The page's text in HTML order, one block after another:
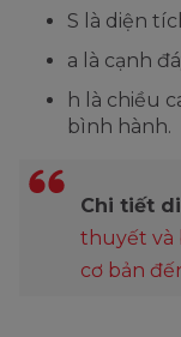
S là diện
a là cạnh
h là chiều
bình hành.
Chi tiết
thuyết và
cơ bản